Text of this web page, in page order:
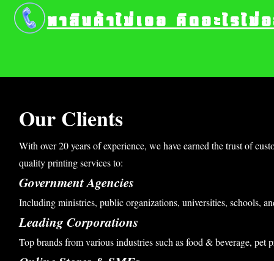
Our Clients
With over 20 years of experience, we have earned the trust of
quality printing services to:
Government Agencies
Including ministries, public organizations, universities, schools,
Leading Corporations
Top brands from various industries such as food & beverage, pet
หาสินค้าไม่เจอ คิดอะไรไ